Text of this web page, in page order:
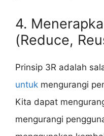
4.
(Reduce,
Prinsip 3R adalah
untuk mengurangi
Kita dapat
mengurangi